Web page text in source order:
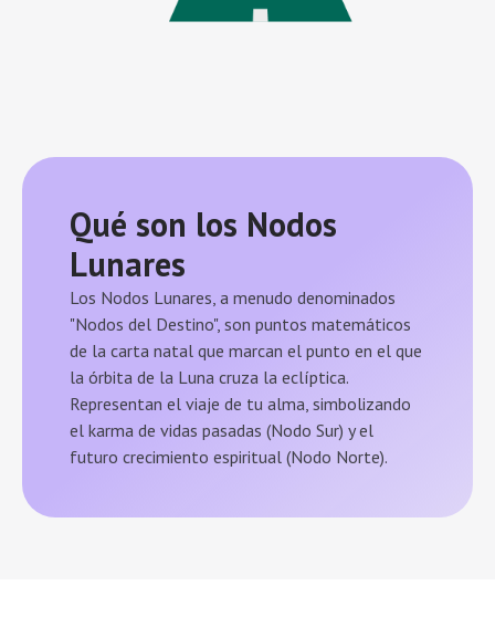
Qué son los Nodos
Lunares
Los Nodos Lunares, a menudo denominados
"Nodos del Destino", son puntos matemáticos
de la carta natal que marcan el punto en el que
la órbita de la Luna cruza la eclíptica.
Representan el viaje de tu alma, simbolizando
el karma de vidas pasadas (Nodo Sur) y el
futuro crecimiento espiritual (Nodo Norte).